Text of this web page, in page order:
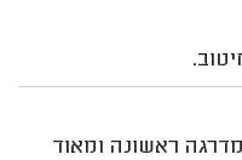
ראשונה ומאוד